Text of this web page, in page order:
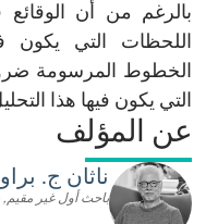
بالرغم من أن
اللحظات التي يكون
الخطوط المرسومة
التي يكون فيها هذا
عن المؤلف
ناثان ج.
باحث أول غير